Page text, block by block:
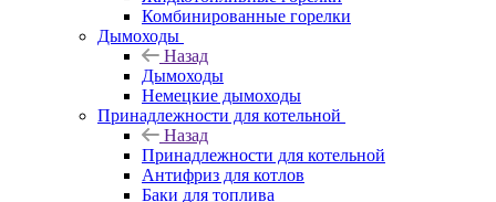
Комбинированные горелки
Дымоходы
Назад
Дымоходы
Немецкие дымоходы
Принадлежности для котельной
Назад
Принадлежности для котельной
Антифриз для котлов
Баки для топлива